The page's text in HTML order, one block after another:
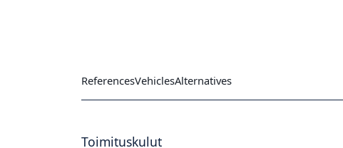
ReferencesVehiclesAlternatives
Toimituskulut